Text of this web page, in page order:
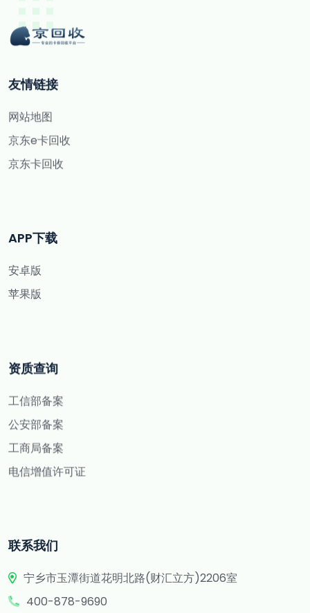
友情链接
网站地图
京东e卡回收
京东卡回收
APP下载
安卓版
苹果版
资质查询
工信部备案
公安部备案
工商局备案
电信增值许可证
联系我们
宁乡市玉潭街道花明北路(财汇立方)2206室
400-878-9690